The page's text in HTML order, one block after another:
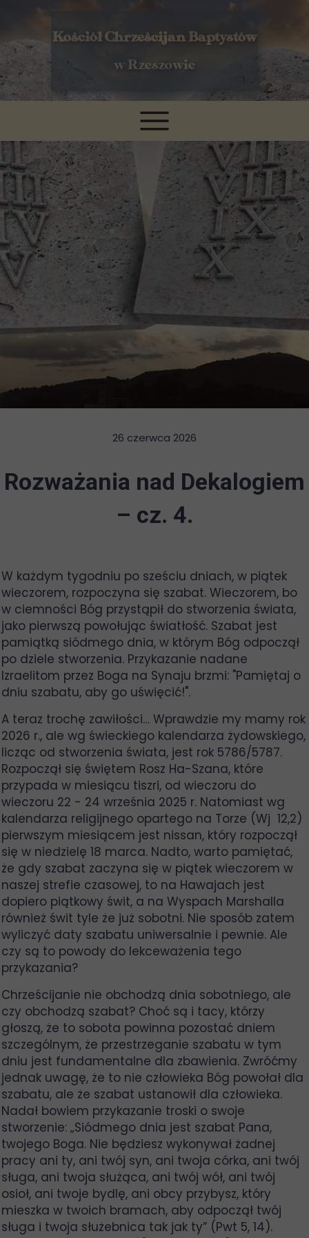
Kościół Chrześcijan Baptystów
w Rzeszowie
26 czerwca 2026
Rozważania nad Dekalogiem
– cz. 4.
W każdym tygodniu po sześciu dniach, w piątek
wieczorem, rozpoczyna się szabat. Wieczorem, bo
w ciemności Bóg przystąpił do stworzenia świata,
jako pierwszą powołując światłość. Szabat jest
pamiątką siódmego dnia, w którym Bóg odpoczął
po dziele stworzenia. Przykazanie nadane
Izraelitom przez Boga na Synaju brzmi: "Pamiętaj o
dniu szabatu, aby go uświęcić!".
A teraz trochę zawiłości… Wprawdzie my mamy rok
2026 r., ale wg świeckiego kalendarza żydowskiego,
licząc od stworzenia świata, jest rok 5786/5787.
Rozpoczął się świętem Rosz Ha-Szana, które
przypada w miesiącu tiszri, od wieczoru do
wieczoru 22 - 24 września 2025 r. Natomiast wg
kalendarza religijnego opartego na Torze (Wj 12,2)
pierwszym miesiącem jest nissan, który rozpoczął
się w niedzielę 18 marca. Nadto, warto pamiętać,
że gdy szabat zaczyna się w piątek wieczorem w
naszej strefie czasowej, to na Hawajach jest
dopiero piątkowy świt, a na Wyspach Marshalla
również świt tyle że już sobotni. Nie sposób zatem
wyliczyć daty szabatu uniwersalnie i pewnie. Ale
czy są to powody do lekceważenia tego
przykazania?
Chrześcijanie nie obchodzą dnia sobotniego, ale
czy obchodzą szabat? Choć są i tacy, którzy
głoszą, że to sobota powinna pozostać dniem
szczególnym, że przestrzeganie szabatu w tym
dniu jest fundamentalne dla zbawienia. Zwróćmy
jednak uwagę, że to nie człowieka Bóg powołał dla
szabatu, ale że szabat ustanowił dla człowieka.
Nadał bowiem przykazanie troski o swoje
stworzenie: „Siódmego dnia jest szabat Pana,
twojego Boga. Nie będziesz wykonywał żadnej
pracy ani ty, ani twój syn, ani twoja córka, ani twój
sługa, ani twoja służąca, ani twój wół, ani twój
osioł, ani twoje bydlę, ani obcy przybysz, który
mieszka w twoich bramach, aby odpoczął twój
sługa i twoja służebnica tak jak ty” (Pwt 5, 14).